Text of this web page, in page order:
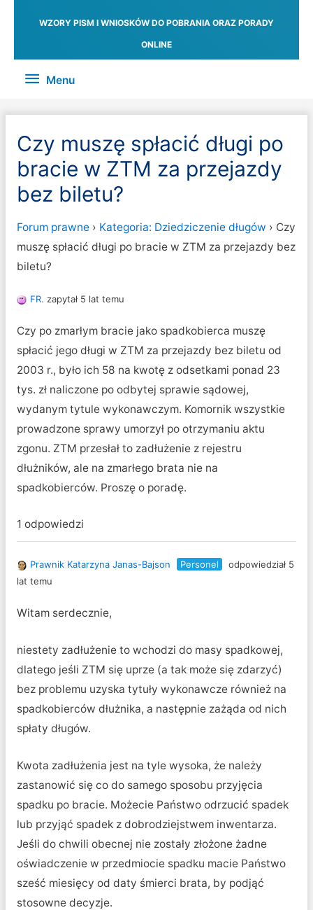
WZORY PISM I WNIOSKÓW DO POBRANIA ORAZ PORADY
ONLINE
Menu
Menu
Czy muszę spłacić długi po
bracie w ZTM za przejazdy
bez biletu?
Forum prawne› Kategoria: Dziedziczenie długów › Czy
muszę spłacić długi po bracie w ZTM za przejazdy bez
biletu?
FR. zapytał 5 lat temu
Czy po zmarłym bracie jako spadkobierca muszę
spłacić jego długi w ZTM za przejazdy bez biletu od
2003 r., było ich 58 na kwotę z odsetkami ponad 23
tys. zł naliczone po odbytej sprawie sądowej,
wydanym tytule wykonawczym. Komornik wszystkie
prowadzone sprawy umorzył po otrzymaniu aktu
zgonu. ZTM przesłał to zadłużenie z rejestru
dłużników, ale na zmarłego brata nie na
spadkobierców. Proszę o poradę.
1 odpowiedzi
Prawnik Katarzyna Janas-Bajson Personel
odpowiedział 5
lat temu
Witam serdecznie,
niestety zadłużenie to wchodzi do masy spadkowej,
dlatego jeśli ZTM się uprze (a tak może się zdarzyć)
bez problemu uzyska tytuły wykonawcze również na
spadkobierców dłużnika, a następnie zażąda od nich
spłaty długów.
Kwota zadłużenia jest na tyle wysoka, że należy
zastanowić się co do samego sposobu przyjęcia
spadku po bracie. Możecie Państwo odrzucić spadek
lub przyjąć spadek z dobrodziejstwem inwentarza.
Jeśli do chwili obecnej nie zostały złożone żadne
oświadczenie w przedmiocie spadku macie Państwo
sześć miesięcy od daty śmierci brata, by podjąć
stosowne decyzje.